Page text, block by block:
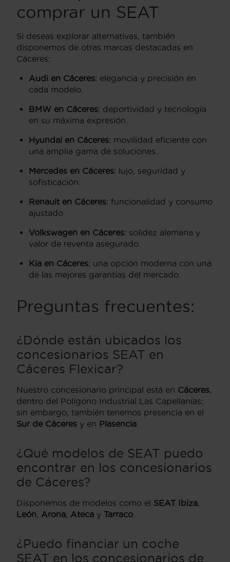
comprar un SEAT
Si deseas explorar alternativas, también
disponemos de otras marcas destacadas en
Cáceres:
Audi en Cáceres: elegancia y precisión en
cada modelo.
BMW en Cáceres: deportividad y tecnología
en su máxima expresión.
Hyundai en Cáceres: movilidad eficiente con
una amplia gama de soluciones.
Mercedes en Cáceres: lujo, seguridad y
sofisticación.
Renault en Cáceres: funcionalidad y consumo
ajustado.
Volkswagen en Cáceres: solidez alemana y
valor de reventa asegurado.
Kia en Cáceres: una opción moderna con una
de las mejores garantías del mercado.
Preguntas frecuentes:
¿Dónde están ubicados los
concesionarios SEAT en
Cáceres Flexicar?
Nuestro concesionario principal está en Cáceres
dentro del Polígono Industrial Las Capellanías;
sin embargo, también tenemos presencia en el
Sur de Cáceres y en Plasencia
¿Qué modelos de SEAT puedo
encontrar en los concesionarios
de Cáceres?
Disponemos de modelos como el SEAT Ibiza
León
Arona Ateca y Tarraco
¿Puedo financiar un coche
SEAT en los concesionarios de